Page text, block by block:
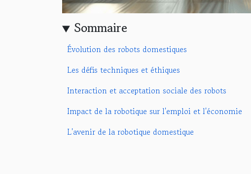
Sommaire
Évolution des robots domestiques
Les défis techniques et éthiques
Interaction et acceptation sociale des robots
Impact de la robotique sur l'emploi et l'économie
L'avenir de la robotique domestique